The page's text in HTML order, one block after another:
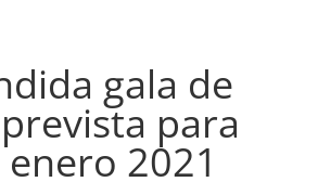
gala de
para
2021